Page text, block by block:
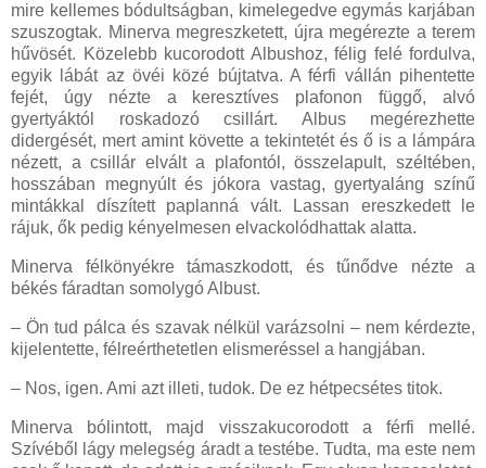
mire kellemes bódultságban, kimelegedve egymás karjában
szuszogtak. Minerva megreszketett, újra megérezte a terem
hűvösét. Közelebb kucorodott Albushoz, félig felé fordulva,
egyik lábát az övéi közé bújtatva. A férfi vállán pihentette
fejét, úgy nézte a keresztíves plafonon függő, alvó
gyertyáktól roskadozó csillárt. Albus megérezhette
didergését, mert amint követte a tekintetét és ő is a lámpára
nézett, a csillár elvált a plafontól, összelapult, széltében,
hosszában megnyúlt és jókora vastag, gyertyaláng színű
mintákkal díszített paplanná vált. Lassan ereszkedett le
rájuk, ők pedig kényelmesen elvackolódhattak alatta.
Minerva félkönyékre támaszkodott, és tűnődve nézte a
békés fáradtan somolygó Albust.
– Ön tud pálca és szavak nélkül varázsolni – nem kérdezte,
kijelentette, félreérthetetlen elismeréssel a hangjában.
– Nos, igen. Ami azt illeti, tudok. De ez hétpecsétes titok.
Minerva bólintott, majd visszakucorodott a férfi mellé.
Szívéből lágy melegség áradt a testébe. Tudta, ma este nem